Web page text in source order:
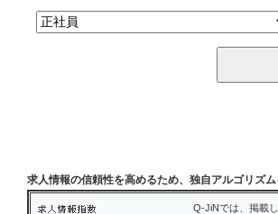
求人情報の信頼性を高めるため、独自アルゴリズ
Q-JiNでは、掲載